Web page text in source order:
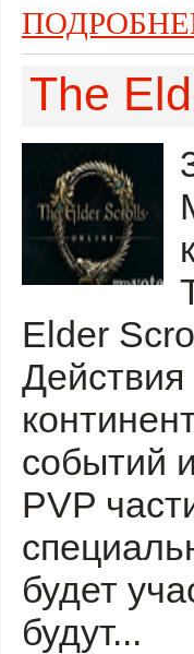
The
Elder
событий
PVP
будет
будут...